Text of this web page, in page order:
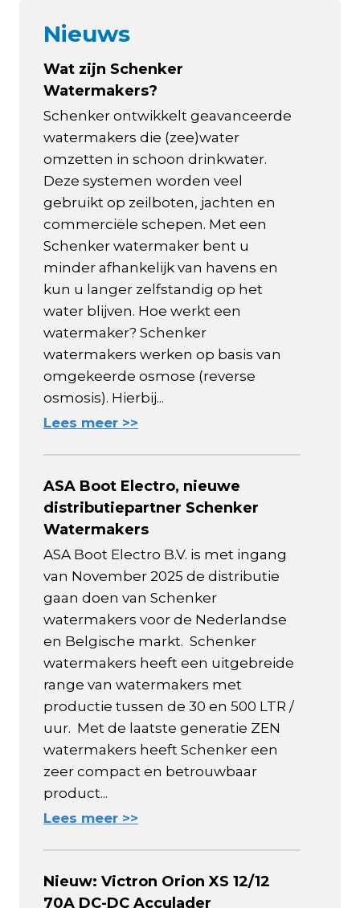
Nieuws
Wat zijn Schenker
Watermakers?
Schenker ontwikkelt geavanceerde
watermakers die (zee)water
omzetten in schoon drinkwater.
Deze systemen worden veel
gebruikt op zeilboten, jachten en
commerciële schepen. Met een
Schenker watermaker bent u
minder afhankelijk van havens en
kun u langer zelfstandig op het
water blijven. Hoe werkt een
watermaker? Schenker
watermakers werken op basis van
omgekeerde osmose (reverse
osmosis). Hierbij...
Lees meer >>
ASA Boot Electro, nieuwe
distributiepartner Schenker
Watermakers
ASA Boot Electro B.V. is met ingang
van November 2025 de distributie
gaan doen van Schenker
watermakers voor de Nederlandse
en Belgische markt. Schenker
watermakers heeft een uitgebreide
range van watermakers met
productie tussen de 30 en 500 LTR /
uur. Met de laatste generatie ZEN
watermakers heeft Schenker een
zeer compact en betrouwbaar
product...
Lees meer >>
Nieuw: Victron Orion XS 12/12
70A DC-DC Acculader